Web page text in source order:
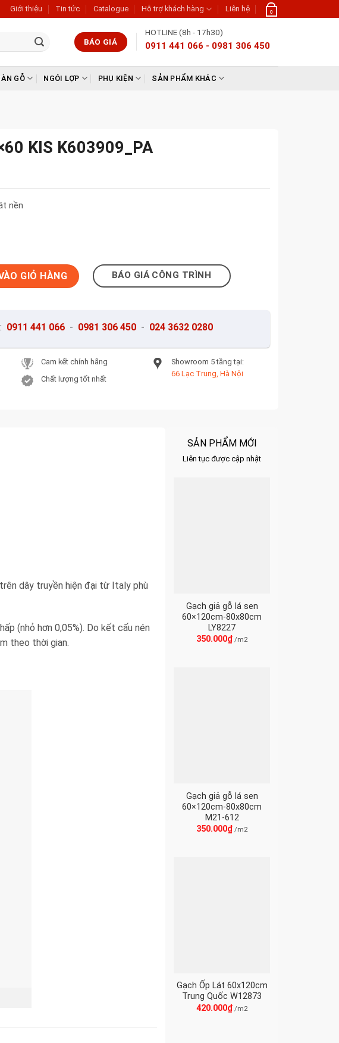
Giới thiệu Tin tức Catalogue Hỗ trợ khách hàng Liên hệ 0
BÁO GIÁ
HOTLINE (8h - 17h30)
0911 441 066 - 0981 306 450
GỖ NGÓI LỢP PHỤ KIỆN SẢN PHẨM KHÁC
KIS K603909_PA
nền
số lượng
GIỎ HÀNG BÁO GIÁ CÔNG TRÌNH
: 0911 441 066 - 0981 306 450 - 024 3632 0280
Cam kết chính hãng
Chất lượng tốt nhất
Showroom 5 tầng tại:
66 Lạc Trung, Hà Nội
dây truyền hiện đại từ Italy phù
(nhỏ hơn 0,05%). Do kết cấu nén
theo thời gian.
SẢN PHẨM MỚI
Liên tục được cập nhật
Gạch giả gỗ lá sen
60×120cm-80x80cm
LY8227
350.000₫ /m2
Gạch giả gỗ lá sen
60×120cm-80x80cm
M21-612
350.000₫ /m2
Gạch Ốp Lát 60x120cm
Trung Quốc W12873
420.000₫/m2